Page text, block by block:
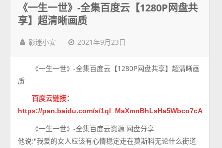
《一生一世》-全集百度云【1280P网盘共
享】超清晰画质
影迷小安 2021年9月23日
《一生一世》-全集百度云【1280P网盘共享】超清晰画
质
百度云链接：
https://pan.baidu.com/s/1ql_MaXmnBhLsHa5Wbco7cA
《一生一世》-全集百度云资源 网盘分享
他说:"我爱的女人应该有心情稳定走在莫斯科无论什么街道